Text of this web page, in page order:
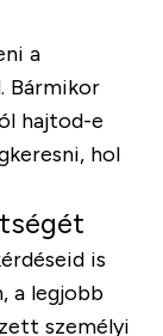
a
Bármikor
hajtod-e
hol
is
a legjobb
személyi